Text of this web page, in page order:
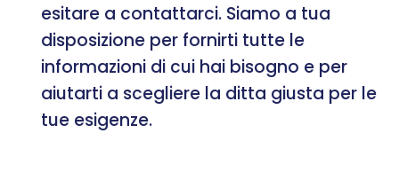
esitare a contattarci. Siamo a tua
disposizione per fornirti tutte le
informazioni di cui hai bisogno e per
aiutarti a scegliere la ditta giusta per le
tue esigenze.